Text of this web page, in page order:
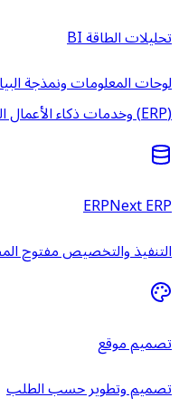
تحليلات الطاقة BI
لوحات المعلومات ونمذجة
(ERP) وخدمات ذكاء الأعمال المُدارة.
ERPNext ERP
التنفيذ والتخصيص مفتوح
تصميم موقع
تصميم وتطوير حسب الطلب